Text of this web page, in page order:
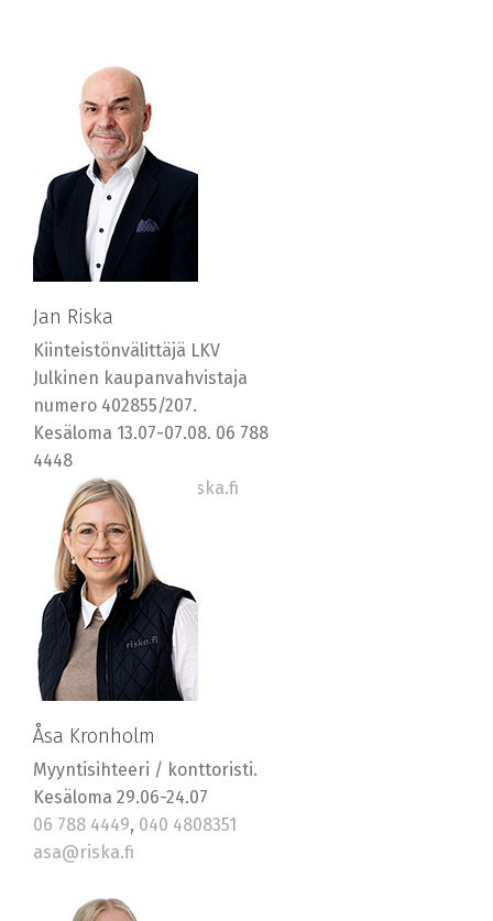
Jan Riska
Kiinteistönvälittäjä LKV
Julkinen kaupanvahvistaja
numero 402855/207.
Kesäloma 13.07-07.08. 06 788
4448
0400 569577, jan@riska.fi
Åsa Kronholm
Myyntisihteeri / konttoristi.
Kesäloma 29.06-24.07
06 788 4449, 040 4808351
asa@riska.fi